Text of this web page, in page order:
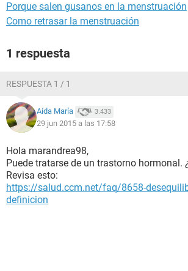
Porque salen gusanos en la menstruación
Como retrasar la menstruación
1 respuesta
RESPUESTA 1 / 1
Aída María 3.433
29 jun 2015 a las 17:58
Hola marandrea98,
Puede tratarse de un trastorno hormonal.
Revisa esto:
https://salud.ccm.net/faq/8658-
definicion